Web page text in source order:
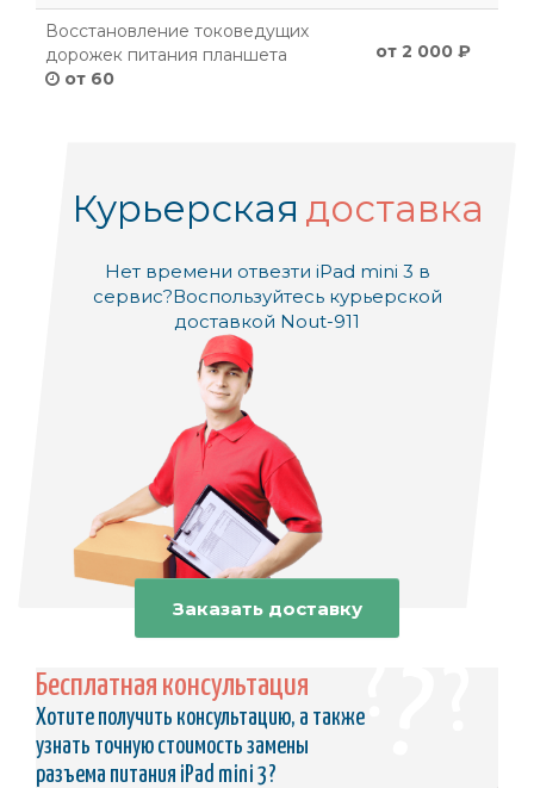
Восстановление токоведущих
дорожек питания планшета
от 60
от 2 000 ₽
Курьерская доставка
Нет времени отвезти iPad mini 3 в
сервис?Воспользуйтесь курьерской
доставкой Nout-911
Заказать доставку
Бесплатная консультация
Хотите получить консультацию, а также
узнать точную стоимость замены
разъема питания iPad mini 3?